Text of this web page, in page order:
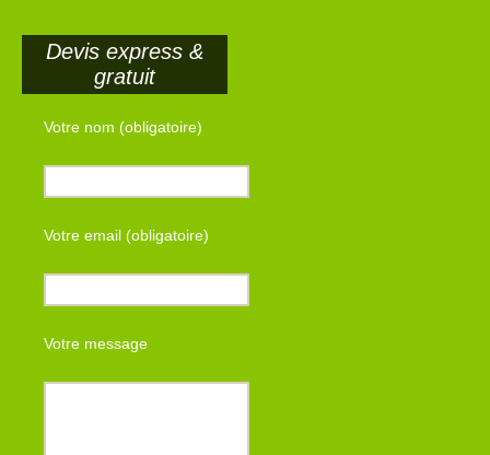
Devis express &
gratuit
Votre nom (obligatoire)
Votre email (obligatoire)
Votre message